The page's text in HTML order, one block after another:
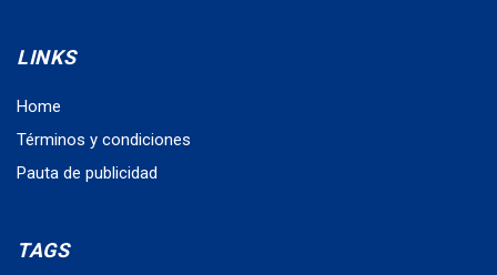
LINKS
Home
Términos y condiciones
Pauta de publicidad
TAGS